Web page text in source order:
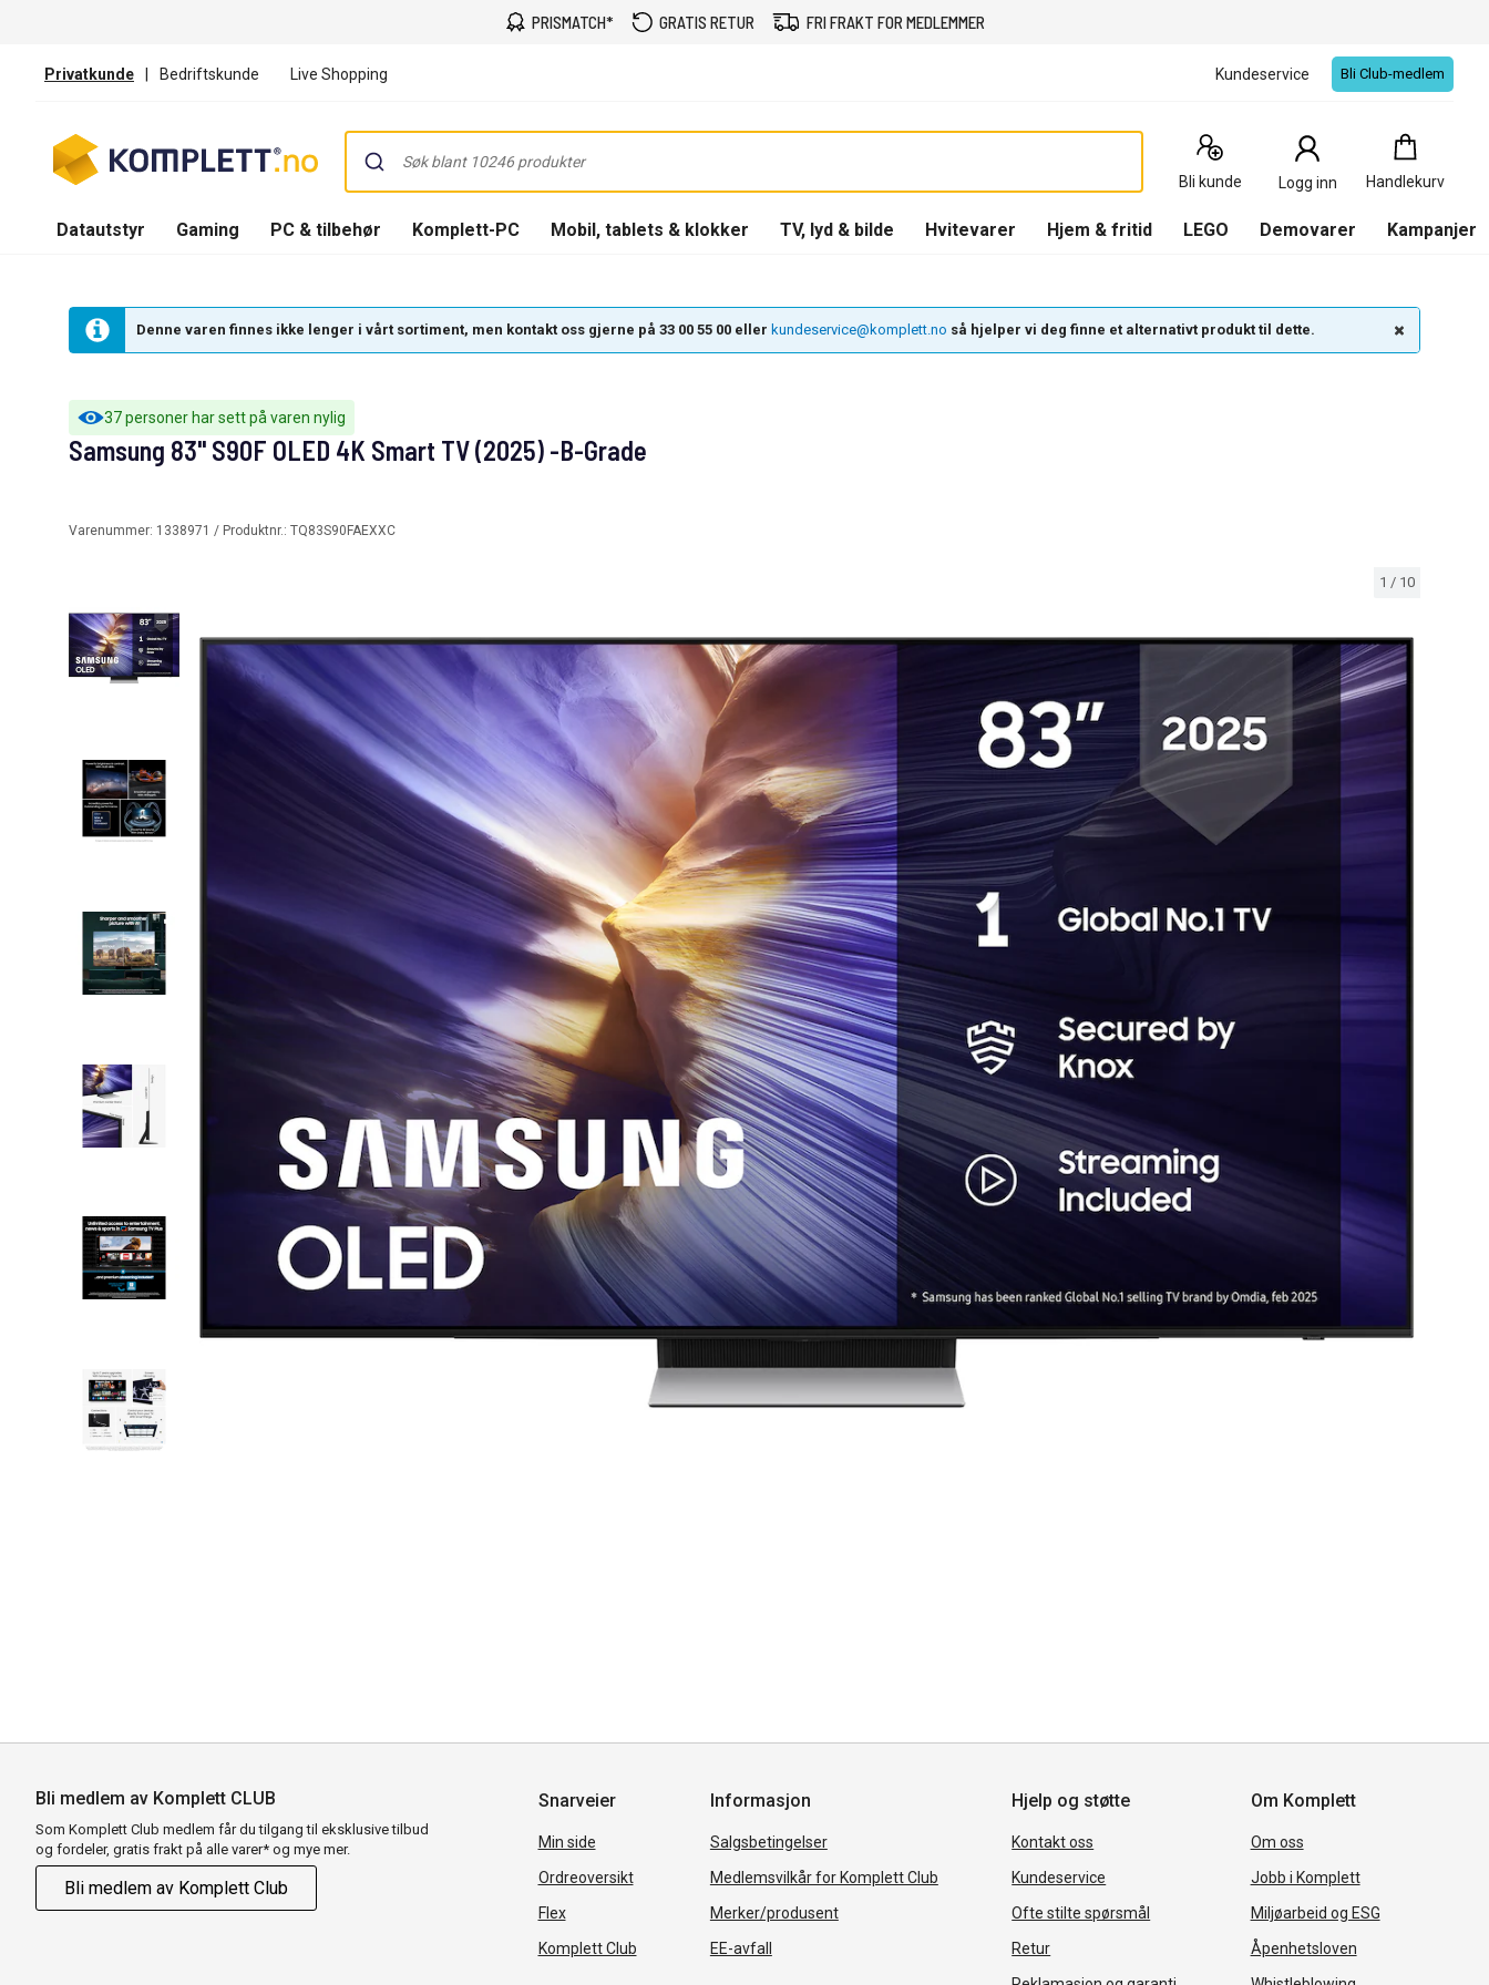
PRISMATCH* GRATIS RETUR FRI FRAKT FOR MEDLEMMER
Privatkunde | Bedriftskunde Live Shopping Kundeservice Bli Club-medlem
Bli kunde Logg inn Handlekurv
Handlekurv
0
Produkter
Datautstyr Gaming PC & tilbehør Komplett-PC Mobil, tablets & klokker TV, lyd & bilde Hvitevarer Hjem & fritid LEGO Demovarer Kampanjer
Denne varen finnes ikke lenger i vårt sortiment, men kontakt oss gjerne på 33 00 55 00 eller kundeservice@komplett.no så hjelper vi deg finne et alternativt produkt til dette.
37 personer har sett på varen nylig
1 / 10
Samsung 83" S90F OLED 4K Smart TV (2025) -B-Grade
Varenummer: 1338971 / Produktnr.: TQ83S90FAEXXC
Bli medlem av Komplett CLUB
Som Komplett Club medlem får du tilgang til eksklusive tilbud
og fordeler, gratis frakt på alle varer* og mye mer.
Bli medlem av Komplett Club
Snarveier
Min side
Ordreoversikt
Flex
Komplett Club
Informasjon
Salgsbetingelser
Medlemsvilkår for Komplett Club
Merker/produsent
EE-avfall
Hjelp og støtte
Kontakt oss
Kundeservice
Ofte stilte spørsmål
Retur
Om Komplett
Om oss
Jobb i Komplett
Miljøarbeid og ESG
Åpenhetsloven